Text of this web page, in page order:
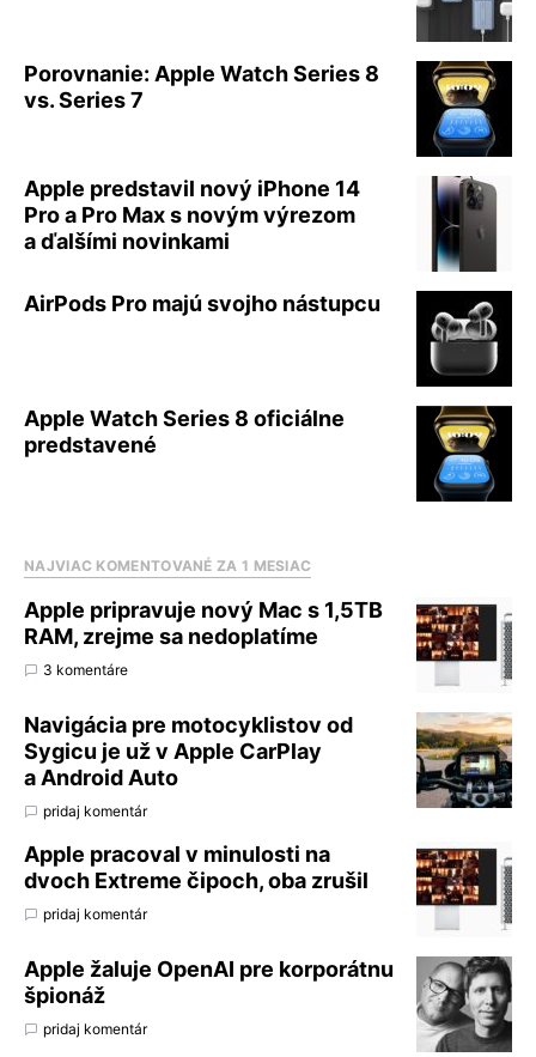
Porovnanie: Apple Watch Series 8
vs. Series 7
Apple predstavil nový iPhone 14
Pro a Pro Max s novým výrezom
a ďalšími novinkami
AirPods Pro majú svojho nástupcu
Apple Watch Series 8 oficiálne
predstavené
NAJVIAC KOMENTOVANÉ ZA 1 MESIAC
Apple pripravuje nový Mac s 1,5TB
RAM, zrejme sa nedoplatíme
3 komentáre
Navigácia pre motocyklistov od
Sygicu je už v Apple CarPlay
a Android Auto
pridaj komentár
Apple pracoval v minulosti na
dvoch Extreme čipoch, oba zrušil
pridaj komentár
Apple žaluje OpenAI pre korporátnu
špionáž
pridaj komentár